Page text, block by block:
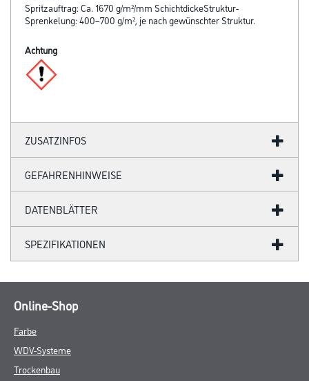
Spritzauftrag: Ca. 1670 g/m²/mm SchichtdickeStruktur-
Sprenkelung: 400–700 g/m², je nach gewünschter Struktur.
Achtung
ZUSATZINFOS
GEFAHRENHINWEISE
DATENBLÄTTER
SPEZIFIKATIONEN
Online-Shop
Farbe
WDV-Systeme
Trockenbau